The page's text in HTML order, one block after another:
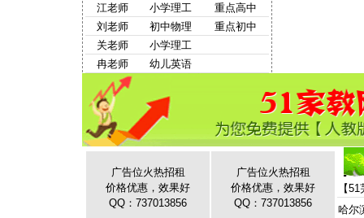
江老师
小学理工
重点高中
刘老师
初中物理
重点初中
关老师
小学理工
冉老师
幼儿英语
广告位火热招租
价格优惠，效果好
QQ：737013856
广告位火热招租
价格优惠，效果好
QQ：737013856
【
哈尔